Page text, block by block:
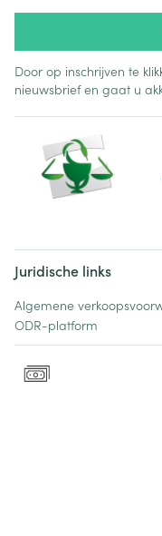
Door op inschrijven te
nieuwsbrief en gaat u
Juridische links
Algemene
ODR-platform